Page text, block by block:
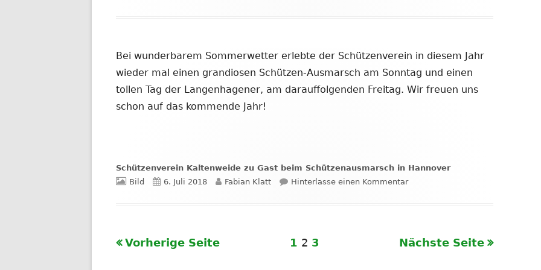
Bei wunderbarem Sommerwetter erlebte der Schützenverein in diesem Jahr
wieder mal einen grandiosen Schützen-Ausmarsch am Sonntag und einen
tollen Tag der Langenhagener, am darauffolgenden Freitag. Wir freuen uns
schon auf das kommende Jahr!
Schützenverein Kaltenweide zu Gast beim Schützenausmarsch in Hannover
Format
Bild
Veröffentlicht
6. Juli 2018 Autor
Fabian Klatt Hinterlasse einen Kommentarzu Schützenverein Kaltenweide
Seitennummerierung
Vorherige Seite Seite
1 Seite
2 Seite
3 Nächste Seite